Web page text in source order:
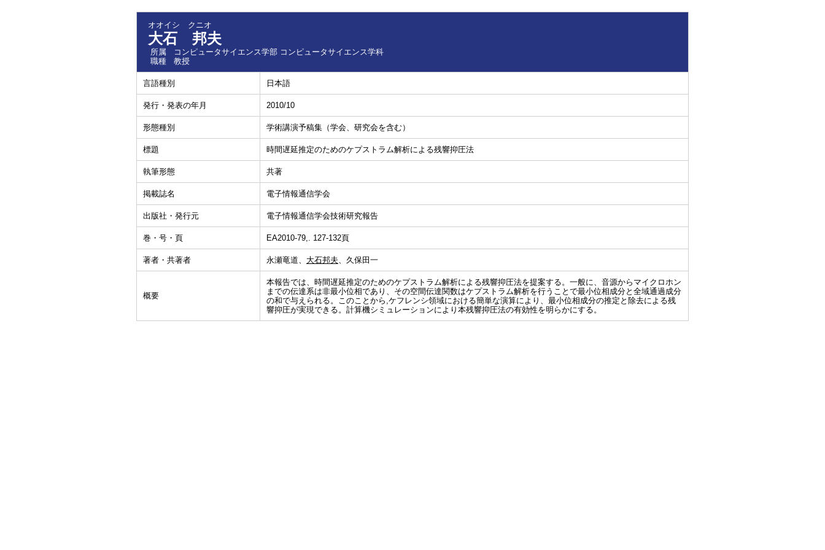
オオイシ クニオ
大石 邦夫
所属
コンピュータサイエンス学部 コンピュータサイエンス学科
職種
教授
言語種別 日本語
発行・発表の年月 2010/10
形態種別 学術講演予稿集（学会、研究会を含む）
標題 時間遅延推定のためのケプストラム解析による残響抑圧法
執筆形態 共著
掲載誌名 電子情報通信学会
出版社・発行元 電子情報通信学会技術研究報告
巻・号・頁 EA2010-79,. 127-132頁
著者・共著者 永瀬竜道、 大石邦夫、久保田一
概要
本報告では、時間遅延推定のためのケプストラム解析による残響抑圧法を提案する。一般に、音源からマイクロホン
までの伝達系は非最小位相であり、その空間伝達関数はケプストラム解析を行うことで最小位相成分と全域通過成分
の和で与えられる。このことから,ケフレンシ領域における簡単な演算により、最小位相成分の推定と除去による残
響抑圧が実現できる。計算機シミュレーションにより本残響抑圧法の有効性を明らかにする。